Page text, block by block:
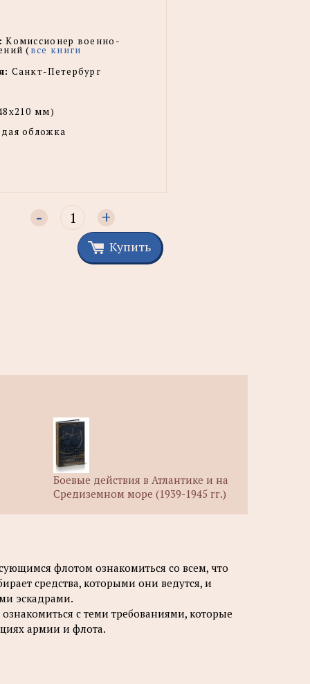
Комиссионер военно-
(все книги
Санкт-Петербург
мм)
обложка
- +
Купить
Боевые действия в Атлантике и на
Средиземном море (1939-1945 гг.)
флотом ознакомиться со всем, что
средства, которыми они ведутся, и
эскадрами.
с теми требованиями, которые
армии и флота.